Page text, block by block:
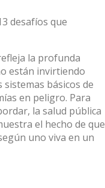
desafíos que
la profunda
están invirtiendo
básicos de
en peligro. Para
la salud pública
el hecho de que
uno viva en un